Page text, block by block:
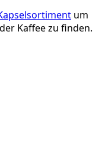
um
Kaffee zu finden.